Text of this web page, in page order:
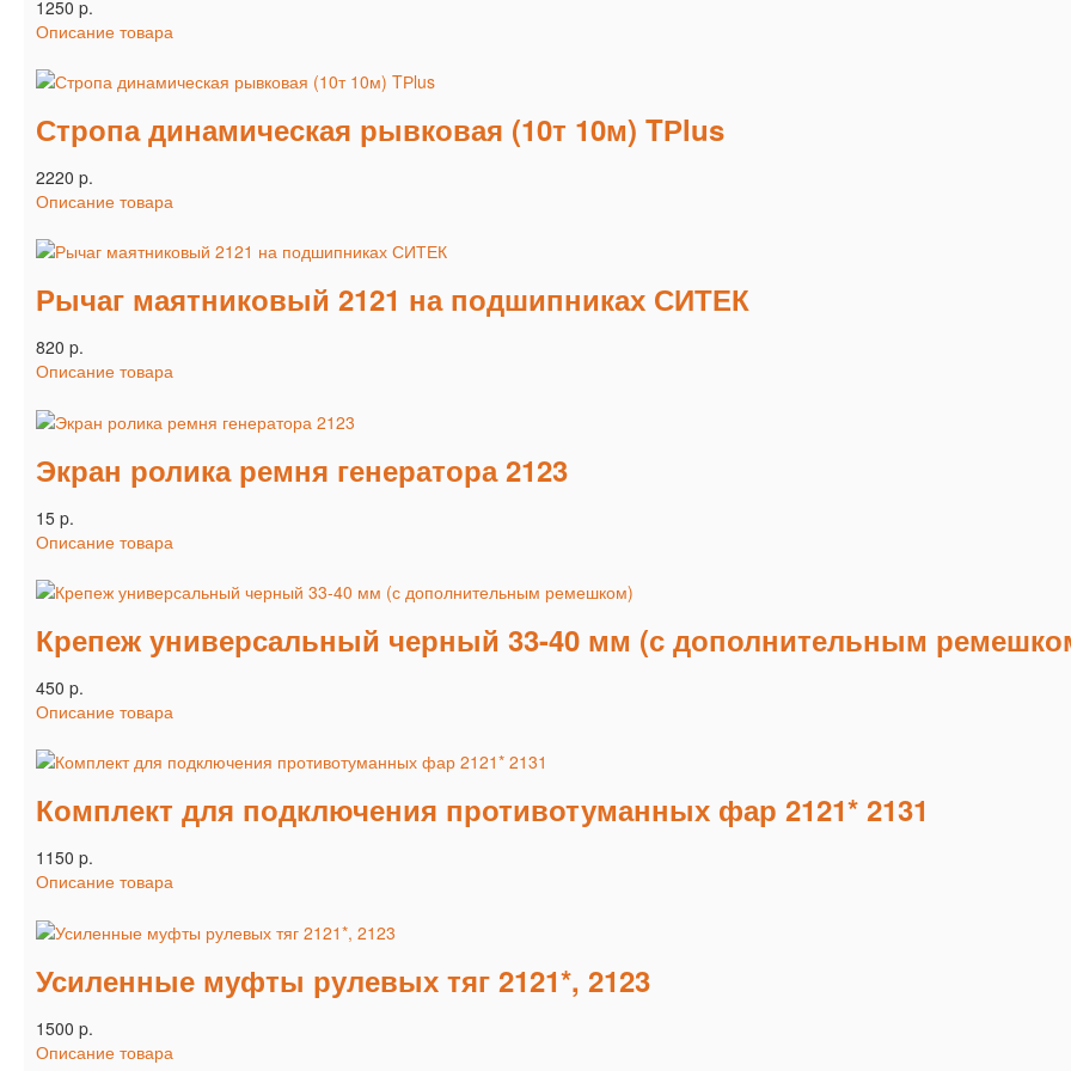
1250 p.
Описание товара
Стропа динамическая рывковая (10т 10м) TРlus
2220 p.
Описание товара
Рычаг маятниковый 2121 на подшипниках СИТЕК
820 p.
Описание товара
Экран ролика ремня генератора 2123
15 p.
Описание товара
Крепеж универсальный черный 33-40 мм (с дополнительным
450 p.
Описание товара
Комплект для подключения противотуманных фар 2121* 2131
1150 p.
Описание товара
Усиленные муфты рулевых тяг 2121*, 2123
1500 p.
Описание товара